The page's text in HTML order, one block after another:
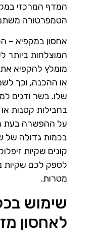
המדף המרכזי
הטמפרטורה
אחסון במקפיא –
המוצלחות ביותר
מומלץ להקפיא
או ההכנה, וכך
שלו. בשר ודגים
בחבילות קטנות או
על ההפשרה בעת
בכמות גדולה של
קונים שקיות
לספק לכם שקיות
מטרות.
שימוש
לאחסון